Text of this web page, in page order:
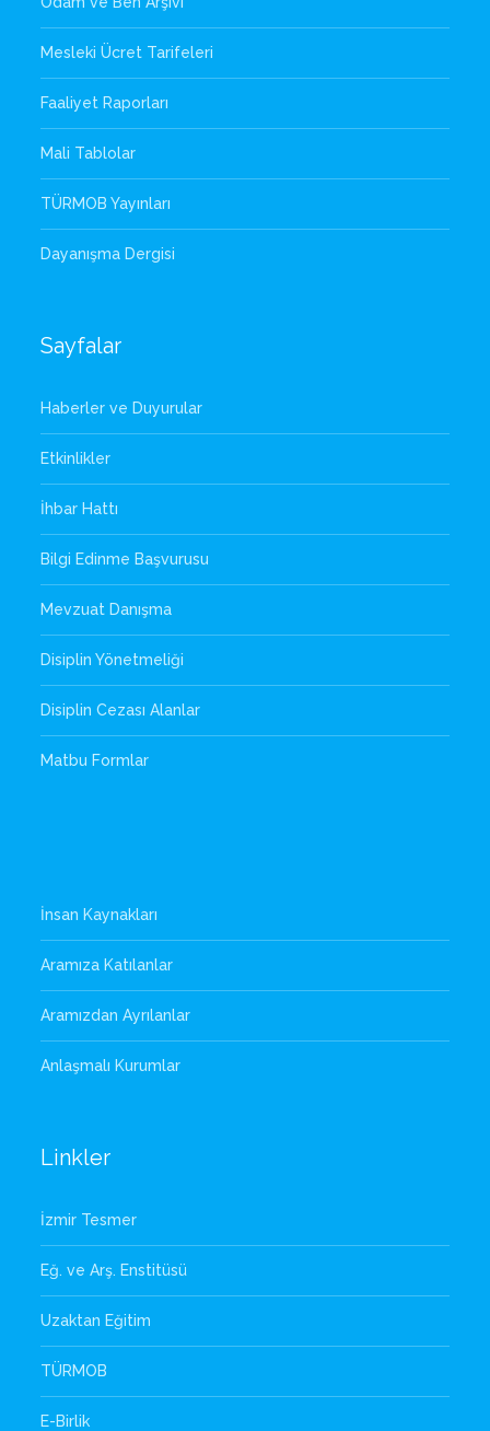
Mesleki Ücret Tarifeleri
Faaliyet Raporları
Mali Tablolar
TÜRMOB Yayınları
Dayanışma Dergisi
Sayfalar
Haberler ve Duyurular
Etkinlikler
İhbar Hattı
Bilgi Edinme Başvurusu
Mevzuat Danışma
Disiplin Yönetmeliği
Disiplin Cezası Alanlar
Matbu Formlar
İnsan Kaynakları
Aramıza Katılanlar
Aramızdan Ayrılanlar
Anlaşmalı Kurumlar
Linkler
İzmir Tesmer
Eğ. ve Arş. Enstitüsü
Uzaktan Eğitim
TÜRMOB
E-Birlik